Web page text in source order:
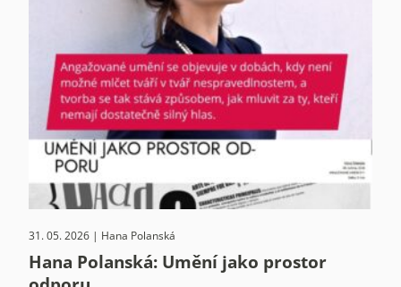
31. 05. 2026 | Hana Polanská
Hana Polanská: Umění jako prostor